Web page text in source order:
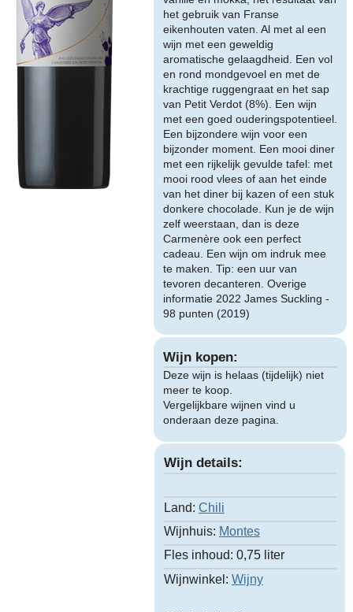
het gebruik van Franse
eikenhouten vaten. Al met al een
wijn met een geweldig
aromatische gelaagdheid. Een vol
en rond mondgevoel en met de
krachtige ruggengraat en het sap
van Petit Verdot (8%). Een wijn
met een goed ouderingspotentieel.
Een bijzondere wijn voor een
bijzonder moment. Een mooi diner
met een rijkelijk gevulde tafel: met
mooi rood vlees of aan het einde
van het diner bij kazen of een stuk
donkere chocolade. Kun je de wijn
zelf weerstaan, dan is deze
Carmenère ook een perfect
cadeau. Een wijn om indruk mee
te maken. Tip: een uur van
tevoren decanteren. Overige
informatie 2022 James Suckling -
98 punten (2019)
Wijn kopen:
Deze wijn is helaas (tijdelijk) niet
meer te koop.
Vergelijkbare wijnen vind u
onderaan deze pagina.
Wijn details:
Land: Chili
Wijnhuis: Montes
Fles inhoud: 0,75 liter
Wijnwinkel: Wijny